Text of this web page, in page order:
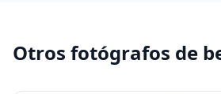
Otros fotógrafos de